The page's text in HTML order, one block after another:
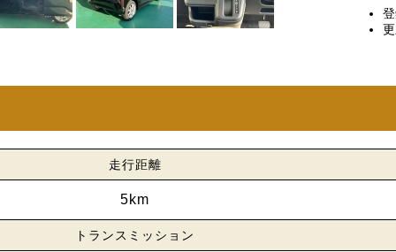
走行距離
5km
トランスミッション